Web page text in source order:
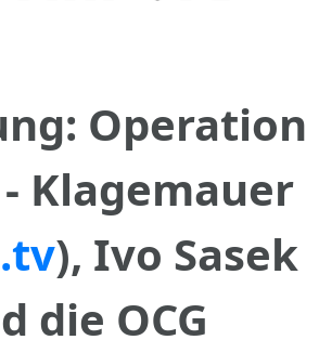
Operation
Klagemauer
), Ivo Sasek
die OCG